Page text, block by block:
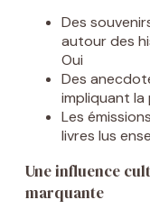
Des
autour des
Oui
Des
impliquant la
Les
livres lus
Une influence
marquante